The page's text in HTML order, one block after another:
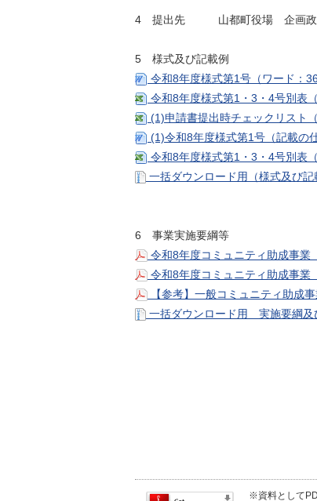
4 提出先 山都町役場 企画政
5 様式及び記載例
令和8年度様式第1号（ワード：
令和8年度様式第1・3・4号別表
(1)申請書提出時チェックリスト
(1)令和8年度様式第1号（記載の
令和8年度様式第1・3・4号別表
一括ダウンロード用（様式及び
6 事業実施要綱等
令和8年度コミュニティ助成事
令和8年度コミュニティ助成事
【参考】一般コミュニティ助成
一括ダウンロード用 実施要綱及
※資料として